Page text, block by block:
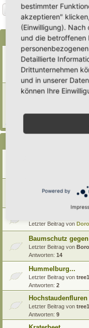
Neues Thema
8
Erweiterung der
Letzter Beitrag von
Verfasst in
Antworten:3
[Bitte lesen] Wie
Verfasst in
Letzter Beitrag von
Letzter Beitrag von Doro
Baumschutz
Letzter Beitrag von
Antworten: 14
Hummelburg...
Letzter Beitrag von
Antworten: 2
Letzter Beitrag von
Antworten: 9
bestimmter
akzeptieren"
(Einwilligung).
und die betroffenen
Detaillierte
Drittunternehmen
und in unserer
können Ihre
Powered by